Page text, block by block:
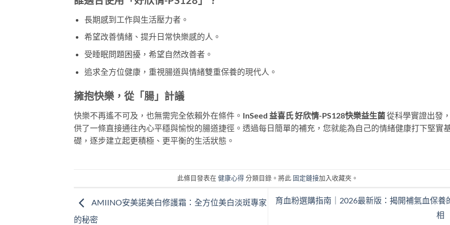
長期感到工作與生活壓力者。
希望改善情緒、提升日常快樂感的人。
受睡眠問題困擾，希望自然改善者。
追求全方位健康，重視腸道與情緒雙重保養的現代人。
擁抱快樂，從「腸」計議
快樂不再遙不可及，也無需完全依賴外在條件。 InSeed 益喜氏 好欣情-PS128快樂益生菌 從科學實證出發
供了一條直接通往內心平穩與愉悅的腸道捷徑。透過每日簡單的補充，您就能為自己的情緒健康打下堅實
礎，逐步建立起更積極、更平衡的生活狀態。
此條目發表在健康心得分類目錄。將此 固定鏈接加入收藏夾。
AMIINO安美諾美白修護霜：全方位美白淡斑專家
的秘密
育血粉選購指南｜2026最新版：揭開補氣血保養
相